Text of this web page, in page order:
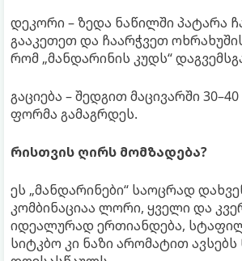
დეკორი – ზედა ნაწილში პატარა
გააკეთეთ და ჩაარჭვეთ
რომ „მანდარინის კუდს“
გაციება – შედგით მაცივარში
ფორმა გამაგრდეს.
რისთვის ღირს მომზადება?
ეს „მანდარინები“ საოცრად
კომბინაციაა ლორი, ყველი და
იდეალურად ერთიანდება,
სიტკბო კი ნაზი არომატით